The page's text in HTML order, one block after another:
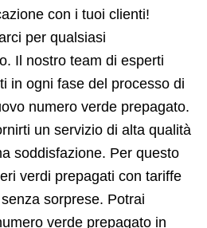
con i tuoi clienti!
per qualsiasi
Il nostro team di esperti
in ogni fase del processo di
numero verde prepagato.
un servizio di alta qualità
soddisfazione. Per questo
verdi prepagati con tariffe
sorprese. Potrai
verde prepagato in